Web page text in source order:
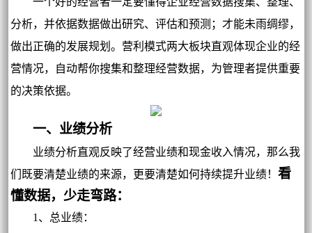
分析，并依据数据做出研究、评估和预测；才能未雨绸缪，
做出正确的发展规划。营利模式两大板块直观体现企业的经
营情况，自动帮你搜集和整理经营数据，为管理者提供重要
的决策依据。
一、业绩分析
业绩分析直观反映了经营业绩和现金收入情况，那么我
们既要清楚业绩的来源，更要清楚如何持续提升业绩！ 看
懂数据，少走弯路：
1、总业绩：